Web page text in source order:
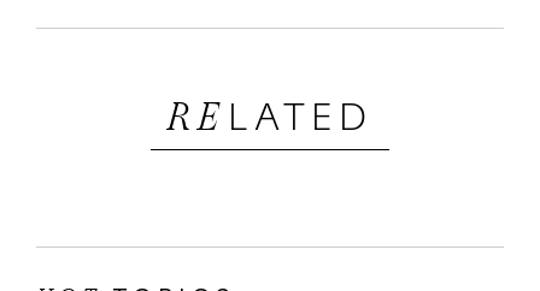
RE LATED